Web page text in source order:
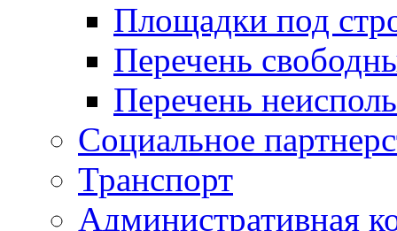
Площадки под
Перечень
Перечень
Социальное
Транспорт
Административная